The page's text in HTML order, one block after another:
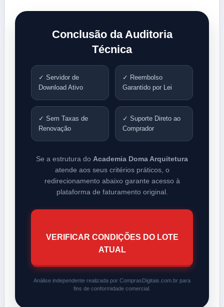
Conclusão da Auditoria
Técnica
✓ Servidor de
Download Ativo
✓ Reembolso
Garantido por Lei
✓ Sem Taxas de
Renovação
✓ Suporte Direto ao
Comprador
Se a estrutura do Academia Doma Arquitetura
atende aos seus critérios práticos, o
redirecionamento abaixo garante acesso à
plataforma de faturamento original.
VERIFICAR CONDIÇÕES DO LOTE
ATUAL
Análise independente realizada por ComprasDigitais.com.br para
fins de conformidade comercial.